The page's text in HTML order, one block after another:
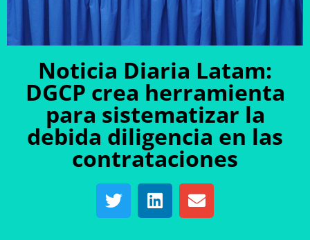
Noticia Diaria Latam:
DGCP crea herramienta
para sistematizar la
debida diligencia en las
contrataciones